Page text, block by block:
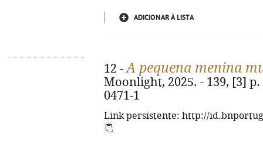
ADICIONAR À LISTA
12 -A pequena menina
Moonlight, 2025. - 139, [3] p.
0471-1
Link persistente: http://